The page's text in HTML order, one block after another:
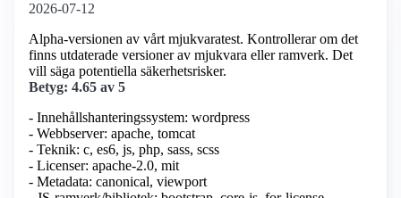
2026-07-12
Alpha-versionen av vårt mjukvaratest. Kontrollerar om det
finns utdaterade versioner av mjukvara eller ramverk. Det
vill säga potentiella säkerhetsrisker.
Betyg: 4.65 av 5
- Innehållshanteringssystem: wordpress
- Webbserver: apache, tomcat
- Teknik: c, es6, js, php, sass, scss
- Licenser: apache-2.0, mit
- Metadata: canonical, viewport